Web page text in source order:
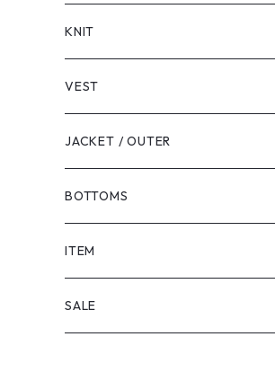
LONG SLEEVE
KNIT
VEST
JACKET / OUTER
BOTTOMS
SHORTS
PANTS
ITEM
SALE